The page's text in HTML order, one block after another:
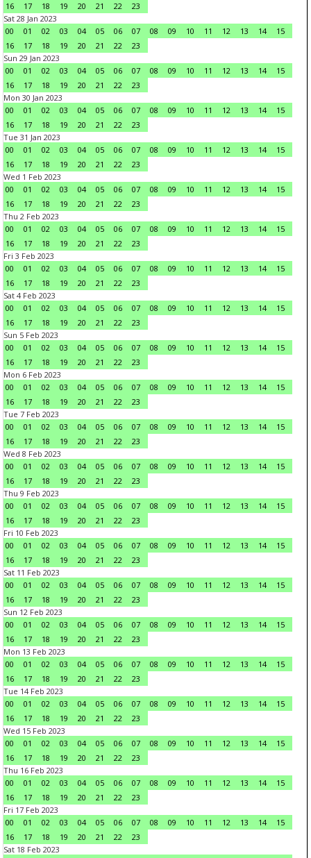
16
17 18 19 20 21 22
23
Sat 28 Jan 2023
00
01 02 03 04 05 06 07 08 09 10 11 12 13 14
15
16
17 18 19 20 21 22
23
Sun 29 Jan 2023
00
01 02 03 04 05 06 07 08 09 10 11 12 13 14
15
16
17 18 19 20 21 22
23
Mon 30 Jan 2023
00
01 02 03 04 05 06 07 08 09 10 11 12 13 14
15
16
17 18 19 20 21 22
23
Tue 31 Jan 2023
00
01 02 03 04 05 06 07 08 09 10 11 12 13 14
15
16
17 18 19 20 21 22
23
Wed 1 Feb 2023
00
01 02 03 04 05 06 07 08 09 10 11 12 13 14
15
16
17 18 19 20 21 22
23
Thu 2 Feb 2023
00
01 02 03 04 05 06 07 08 09 10 11 12 13 14
15
16
17 18 19 20 21 22
23
Fri 3 Feb 2023
00
01 02 03 04 05 06 07 08 09 10 11 12 13 14
15
16
17 18 19 20 21 22
23
Sat 4 Feb 2023
00
01 02 03 04 05 06 07 08 09 10 11 12 13 14
15
16
17 18 19 20 21 22
23
Sun 5 Feb 2023
00
01 02 03 04 05 06 07 08 09 10 11 12 13 14
15
16
17 18 19 20 21 22
23
Mon 6 Feb 2023
00
01 02 03 04 05 06 07 08 09 10 11 12 13 14
15
16
17 18 19 20 21 22
23
Tue 7 Feb 2023
00
01 02 03 04 05 06 07 08 09 10 11 12 13 14
15
16
17 18 19 20 21 22
23
Wed 8 Feb 2023
00
01 02 03 04 05 06 07 08 09 10 11 12 13 14
15
16
17 18 19 20 21 22
23
Thu 9 Feb 2023
00
01 02 03 04 05 06 07 08 09 10 11 12 13 14
15
16
17 18 19 20 21 22
23
Fri 10 Feb 2023
00
01 02 03 04 05 06 07 08 09 10 11 12 13 14
15
16
17 18 19 20 21 22
23
Sat 11 Feb 2023
00
01 02 03 04 05 06 07 08 09 10 11 12 13 14
15
16
17 18 19 20 21 22
23
Sun 12 Feb 2023
00
01 02 03 04 05 06 07 08 09 10 11 12 13 14
15
16
17 18 19 20 21 22
23
Mon 13 Feb 2023
00
01 02 03 04 05 06 07 08 09 10 11 12 13 14
15
16
17 18 19 20 21 22
23
Tue 14 Feb 2023
00
01 02 03 04 05 06 07 08 09 10 11 12 13 14
15
16
17 18 19 20 21 22
23
Wed 15 Feb 2023
00
01 02 03 04 05 06 07 08 09 10 11 12 13 14
15
16
17 18 19 20 21 22
23
Thu 16 Feb 2023
00
01 02 03 04 05 06 07 08 09 10 11 12 13 14
15
16
17 18 19 20 21 22
23
Fri 17 Feb 2023
00
01 02 03 04 05 06 07 08 09 10 11 12 13 14
15
16
17 18 19 20 21 22
23
Sat 18 Feb 2023